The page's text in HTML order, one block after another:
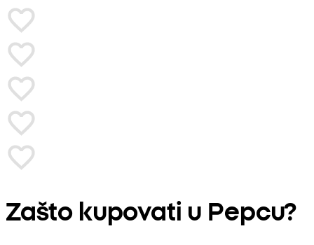
Zašto kupovati u Pepcu?